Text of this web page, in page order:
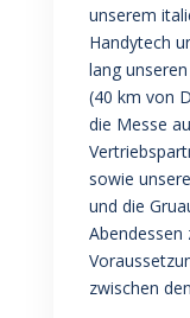
unserem
Handytech
lang
(40 km von
die Messe
sowie
und die
Abendessen
zwischen